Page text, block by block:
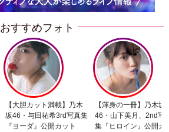
おすすめフォト
【大胆カット満載】乃木
坂46・与田祐希3rd写真集
『ヨーダ』公開カット
【渾身の一冊】乃木坂
46・山下美月、2nd写
集『ヒロイン』公開カ